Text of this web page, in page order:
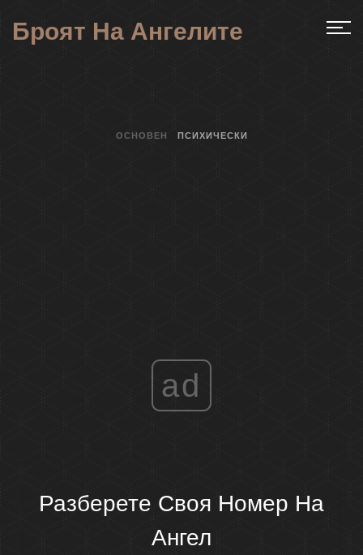
Броят На Ангелите
ОСНОВЕН ПСИХИЧЕСКИ
ad
Разберете Своя Номер На
Ангел